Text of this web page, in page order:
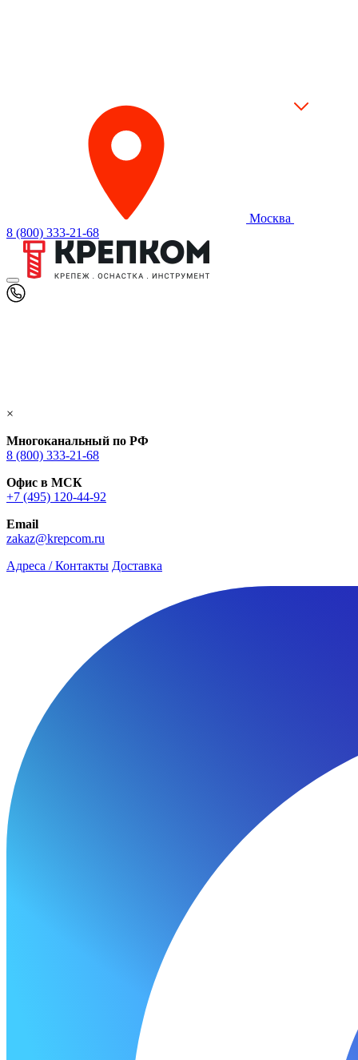
Москва
8 (800) 333-21-68
×
Многоканальный по РФ
8 (800) 333‑21-68
Офис в МСК
+7 (495) 120-44-92
Email
zakaz@krepcom.ru
Адреса / Контакты Доставка